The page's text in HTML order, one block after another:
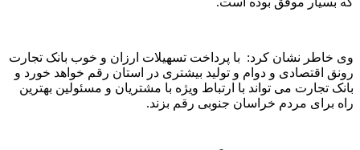
وی خاطر نشان کرد: با پرداخت تسهیلات ارزان و خوب بانک تجارت
رونق اقتصادی و دوام و تولید بیشتری در استان رقم خواهد خورد و
بانک تجارت می تواند با ارتباط ویژه با مشتریان و مسئولین بهترین
راه برای مردم خراسان جنوبی رقم بزند.